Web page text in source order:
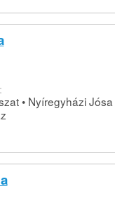
• Nyíregyházi Jósa